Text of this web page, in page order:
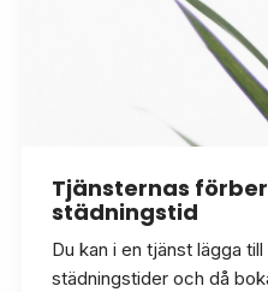
Tjänsternas
städningstid
Du kan i en tjänst lägga
städningstider och då